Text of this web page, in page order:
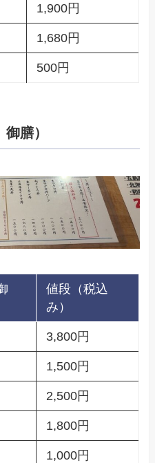
1,900円
1,680円
500円
膳）
値段（税込
み）
3,800円
1,500円
2,500円
1,800円
1,000円